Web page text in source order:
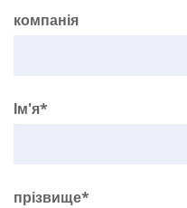
компанія
Ім'я*
прізвище*